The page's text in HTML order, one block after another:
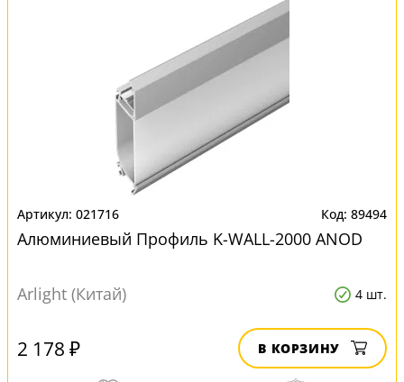
021716 89494
Алюминиевый Профиль K-WALL-2000 ANOD
Arlight (Китай) 4 шт.
2 178 ₽ В КОРЗИНУ